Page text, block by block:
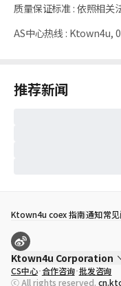
质量保证标准:依照相关
AS中心热线: Ktown4u,
推荐新闻
Ktown4u coex 指南通知常
Ktown4u Corporation
代表
宋効珉
CS中心 合作咨询 批发咨询
ⓒ All rights reserved.